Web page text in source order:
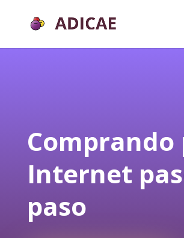
Comprando
Internet
paso